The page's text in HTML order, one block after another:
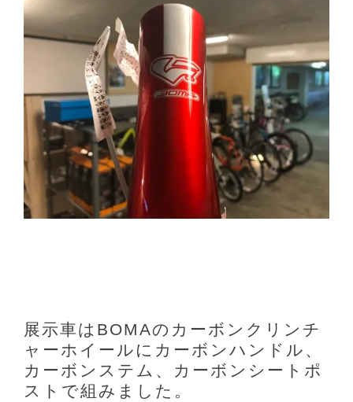
展示車はBOMAのカーボンクリンチ
ャーホイールにカーボンハンドル、
カーボンステム、カーボンシートポ
ストで組みました。